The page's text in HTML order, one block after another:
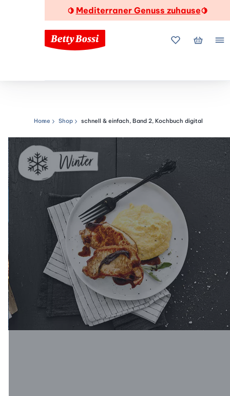
🍋 Mediterraner Genuss zuhause🍋
MeineMein
Navigationspfad
Home Shop schnell & einfach, Band 2, Kochbuch digital